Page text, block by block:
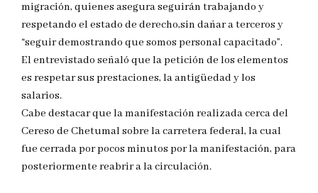
migración, quienes asegura seguirán trabajando y
respetando el estado de derecho,sin dañar a terceros y
“seguir demostrando que somos personal capacitado”.
El entrevistado señaló que la petición de los elementos
es respetar sus prestaciones, la antigüedad y los
salarios.
Cabe destacar que la manifestación realizada cerca del
Cereso de Chetumal sobre la carretera federal, la cual
fue cerrada por pocos minutos por la manifestación, para
posteriormente reabrir a la circulación.